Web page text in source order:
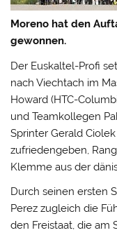
Moreno hat den
gewonnen.
Der Euskaltel-Profi
nach Viechtach im
Howard (HTC-
und Teamkollegen
Sprinter Gerald
zufriedengeben,
Klemme aus der
Durch seinen ersten
Perez zugleich die
den Freistaat, die am